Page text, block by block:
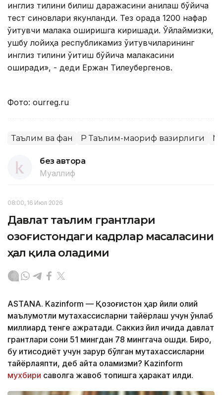
инглиз тилини билиш даражасини аниқлаш бўйича
тест синовлари якунланди. Тез орада 1200 нафар
ўқитувчи малака оширишга киришади. Ўйлаймизки,
ушбу лойиҳа республикамиз ўқитувчиларининг
инглиз тилини ўқитиш бўйича малакасини
оширади», - деди Ержан Тилеубергенов.
Фото: ourreg.ru
Таълим ва фан ҚР Таълим-маориф вазирлиги
без автора
Муаллиф
08:00, 16 Июл 2026
Давлат таълим грантлари
Қозоғистондаги кадрлар масаласини
ҳал қила оладими
ASTANA. Kazinform — Қозоғистон ҳар йили олий
маълумотли мутахассисларни тайёрлаш учун ўнлаб
миллиард тенге ажратади. Саккиз йил ичида давлат
грантлари сони 51 мингдан 78 минггача ошди. Бироқ,
бу иқтисодиёт учун зарур бўлган мутахассисларни
тайёрлаяпти, деб айта оламизми? Kazinform
мухбири саволга жавоб топишга ҳаракат қилди.